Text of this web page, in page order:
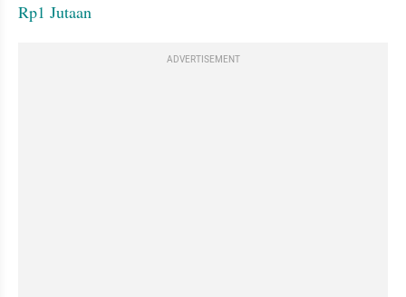
Rp1 Jutaan
ADVERTISEMENT